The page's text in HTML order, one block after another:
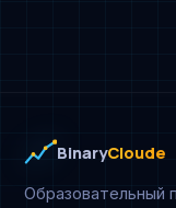
BinaryCloude
Образовательный